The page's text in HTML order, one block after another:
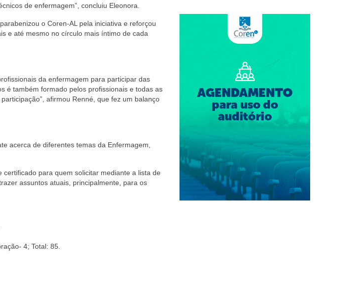
de enfermagem”, concluiu Eleonora.
o Coren-AL pela iniciativa e reforçou
e até mesmo no círculo mais íntimo de cada
da enfermagem para participar das
é também formado pelos profissionais e todas as
afirmou Renné, que fez um balanço
acerca de diferentes temas da Enfermagem,
para quem solicitar mediante a lista de
assuntos atuais, principalmente, para os
4; Total: 85.